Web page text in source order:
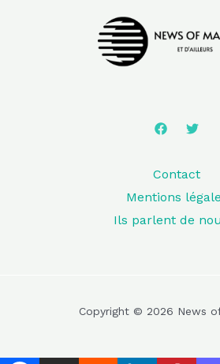
Contact
Mentions
Ils parlent de
Copyright © 2026 News